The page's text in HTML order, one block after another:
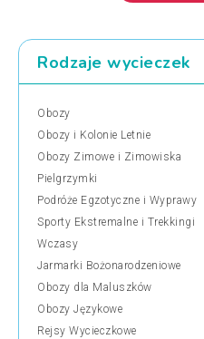
Rodzaje wycieczek
Obozy
Obozy i Kolonie Letnie
Obozy Zimowe i Zimowiska
Pielgrzymki
Podróże Egzotyczne i Wyprawy
Sporty Ekstremalne i Trekkingi
Wczasy
Jarmarki Bożonarodzeniowe
Obozy dla Maluszków
Obozy Językowe
Rejsy Wycieczkowe